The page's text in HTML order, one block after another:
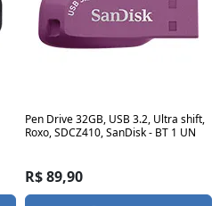
Pen Drive 32GB, USB 3.2, Ultra shift,
Roxo, SDCZ410, SanDisk - BT 1 UN
R$ 89,90